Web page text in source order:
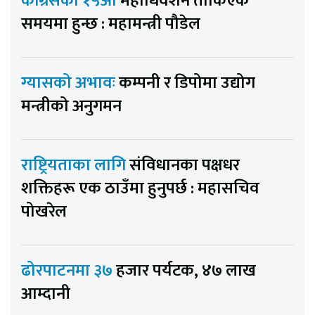
समयमा हुन्छ : महामन्त्री पौडेल
ग्यासको अभावःकम्पनी र डिपोमा उद्योग
मन्त्रीको अनुगमन
राष्ट्रियताका लागिसंविधानका पक्षधर
शक्तिहरू एक ठाउँमा हुनुपर्छ : महासचिव
पोखरेल
ढोरपाटनमा ३७हजार पर्यटक, ४७ लाख
आम्दानी